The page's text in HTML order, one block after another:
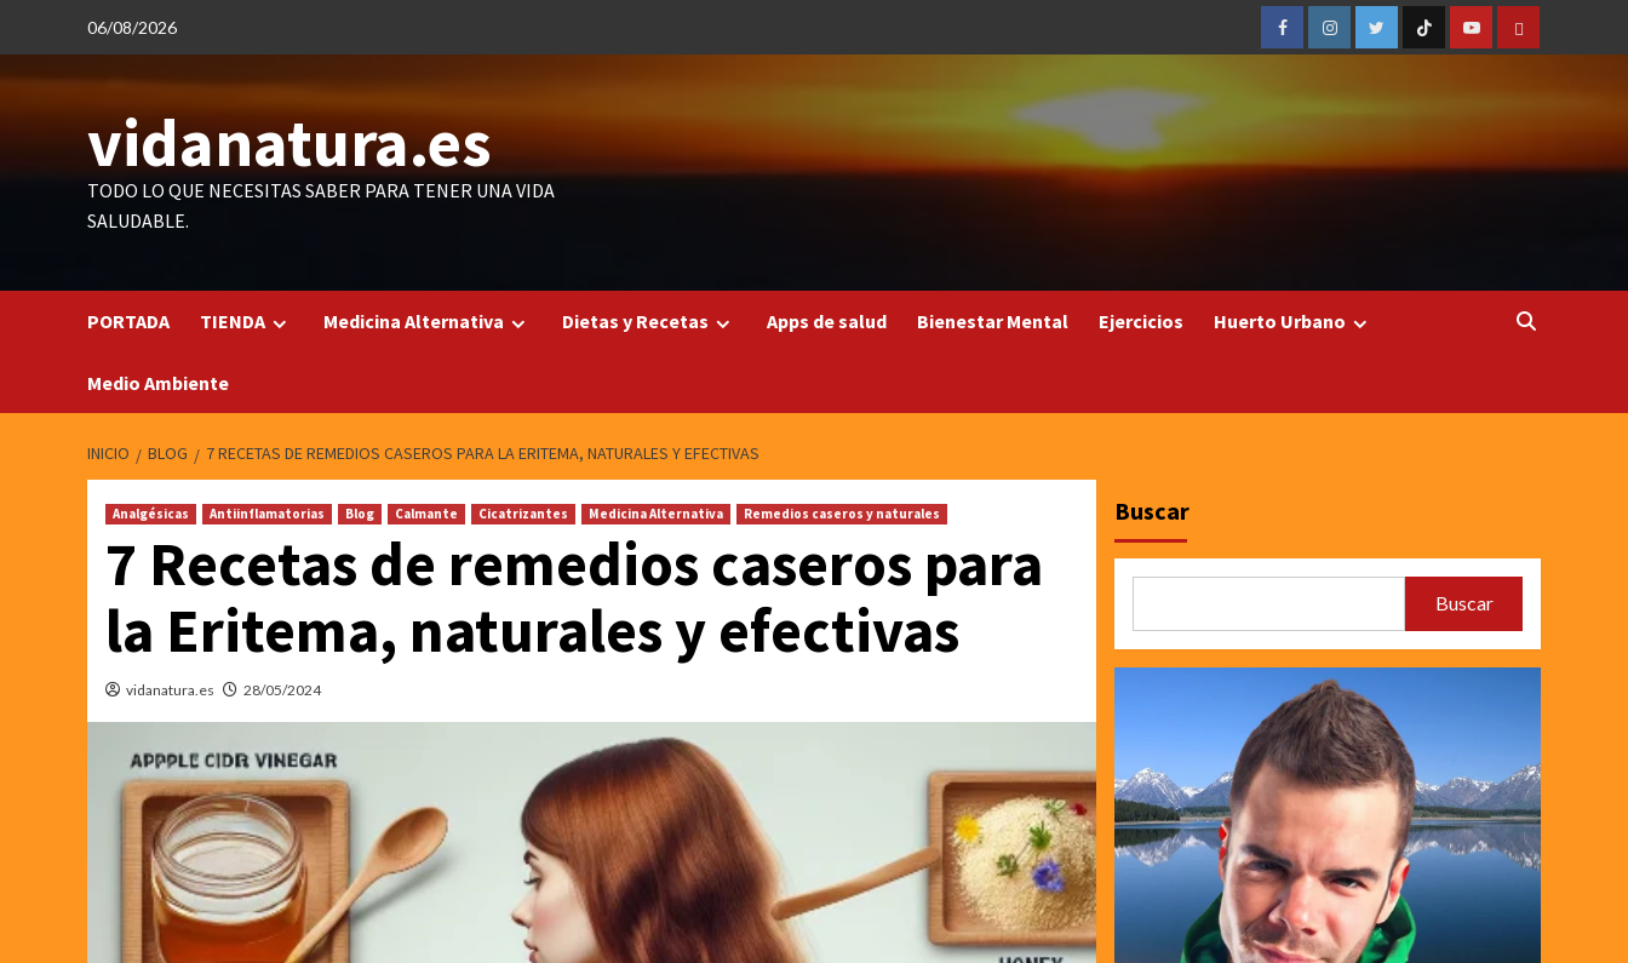
contenido
06/08/2026
FacebookInstagramTwitterTicTocYoutubeAmazon
vidanatura.es
TODO LO QUE NECESITAS SABER PARA TENER UNA VIDA
SALUDABLE.
PORTADA TIENDA Medicina Alternativa Dietas y Recetas Apps de salud Bienestar Mental Ejercicios Huerto Urbano
Medio Ambiente
INICIO BLOG 7 RECETAS DE REMEDIOS CASEROS PARA LA ERITEMA, NATURALES Y EFECTIVAS
Analgésicas Antiinflamatorias Blog Calmante Cicatrizantes Medicina Alternativa Remedios caseros y naturales
7 Recetas de remedios caseros para
la Eritema, naturales y efectivas
vidanatura.es 28/05/2024
Buscar
Buscar